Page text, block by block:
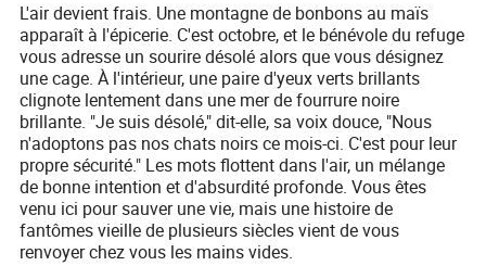
L'air devient frais. Une montagne de bonbons au maïs
apparaît à l'épicerie. C'est octobre, et le bénévole du refuge
vous adresse un sourire désolé alors que vous désignez
une cage. À l'intérieur, une paire d'yeux verts brillants
clignote lentement dans une mer de fourrure noire
brillante. "Je suis désolé," dit-elle, sa voix douce, "Nous
n'adoptons pas nos chats noirs ce mois-ci. C'est pour leur
propre sécurité." Les mots flottent dans l'air, un mélange
de bonne intention et d'absurdité profonde. Vous êtes
venu ici pour sauver une vie, mais une histoire de
fantômes vieille de plusieurs siècles vient de vous
renvoyer chez vous les mains vides.